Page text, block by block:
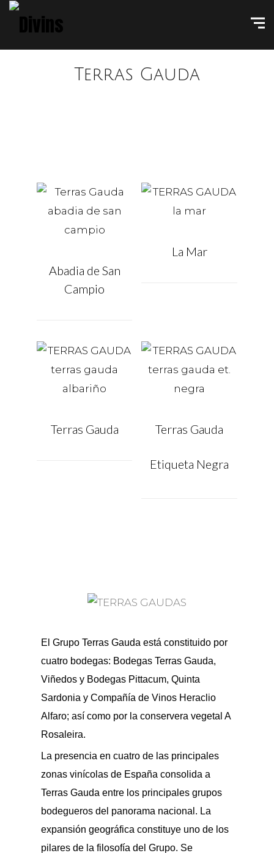
Terras Gauda
Abadia de San
Campio
La Mar
Terras Gauda Terras Gauda
Etiqueta Negra
El Grupo Terras Gauda está constituido por
cuatro bodegas: Bodegas Terras Gauda,
Viñedos y Bodegas Pittacum, Quinta
Sardonia y Compañía de Vinos Heraclio
Alfaro; así como por la conservera vegetal A
Rosaleira.
La presencia en cuatro de las principales
zonas vinícolas de España consolida a
Terras Gauda entre los principales grupos
bodegueros del panorama nacional. La
expansión geográfica constituye uno de los
pilares de la filosofía del Grupo. Se